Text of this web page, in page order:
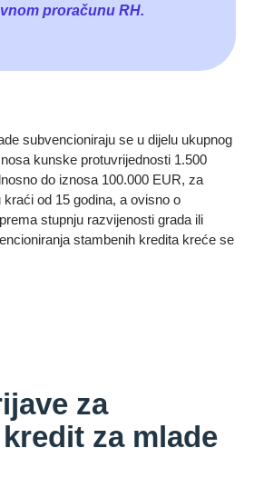
proračunu RH.
subvencioniraju se u dijelu ukupnog
kunske protuvrijednosti 1.500
do iznosa 100.000 EUR, za
od 15 godina, a ovisno o
stupnju razvijenosti grada ili
stambenih kredita kreće se
za
za mlade